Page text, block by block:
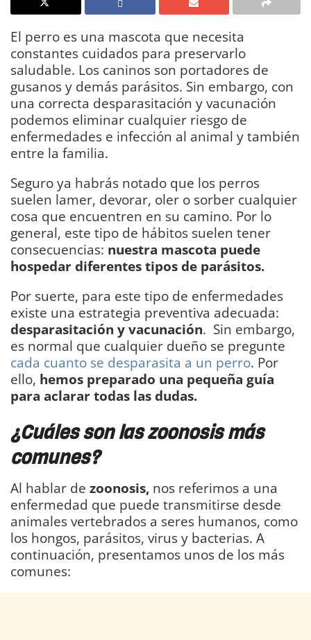
El perro es una mascota que necesita
constantes cuidados para preservarlo
saludable. Los caninos son portadores de
gusanos y demás parásitos. Sin embargo, con
una correcta desparasitación y vacunación
podemos eliminar cualquier riesgo de
enfermedades e infección al animal y también
entre la familia.
Seguro ya habrás notado que los perros
suelen lamer, devorar, oler o sorber cualquier
cosa que encuentren en su camino. Por lo
general, este tipo de hábitos suelen tener
consecuencias: nuestra mascota puede
hospedar diferentes tipos de parásitos.
Por suerte, para este tipo de enfermedades
existe una estrategia preventiva adecuada:
desparasitación y vacunación. Sin embargo,
es normal que cualquier dueño se pregunte
cada cuanto se desparasita a un perro. Por
ello, hemos preparado una pequeña guía
para aclarar todas las dudas.
¿Cuáles son las zoonosis más
comunes?
Al hablar de zoonosis, nos referimos a una
enfermedad que puede transmitirse desde
animales vertebrados a seres humanos, como
los hongos, parásitos, virus y bacterias. A
continuación, presentamos unos de los más
comunes: